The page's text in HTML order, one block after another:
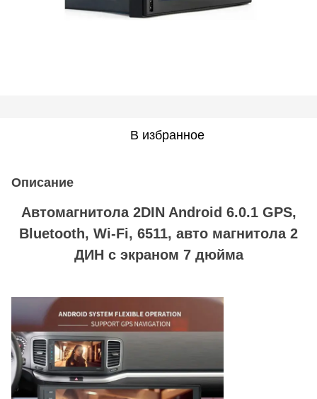
В избранное
Описание
Автомагнитола 2DIN Android 6.0.1 GPS,
Bluetooth, Wi-Fi, 6511, авто магнитола 2
ДИН с экраном 7 дюйма